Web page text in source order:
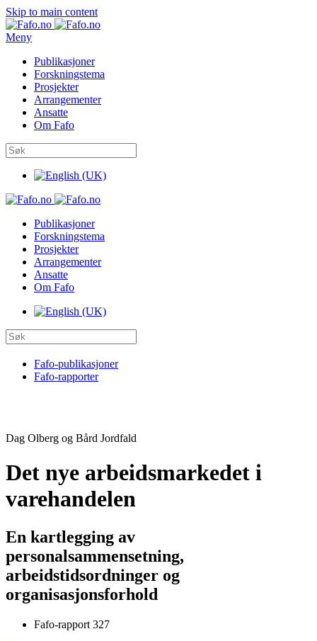
Skip to main content
Meny
Publikasjoner
Forskningstema
Prosjekter
Arrangementer
Ansatte
Om Fafo
Publikasjoner
Forskningstema
Prosjekter
Arrangementer
Ansatte
Om Fafo
Fafo-publikasjoner
Fafo-rapporter
Dag Olberg og Bård Jordfald
Det nye arbeidsmarkedet i
varehandelen
En kartlegging av
personalsammensetning,
arbeidstidsordninger og
organisasjonsforhold
Fafo-rapport 327